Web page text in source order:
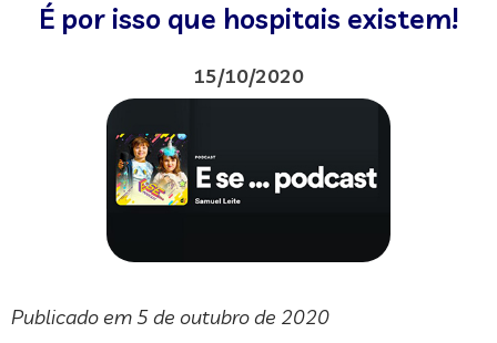
É por isso que hospitais existem!
15/10/2020
Publicado em 5 de outubro de 2020